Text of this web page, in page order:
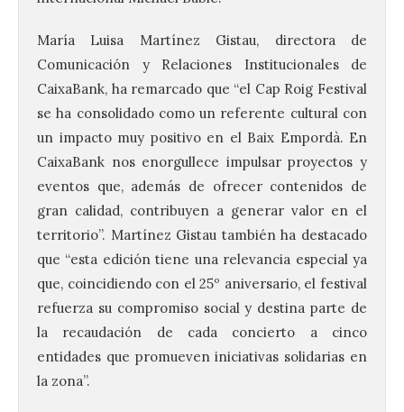
María Luisa Martínez Gistau, directora de
Comunicación y Relaciones Institucionales de
CaixaBank, ha remarcado que “el Cap Roig Festival
se ha consolidado como un referente cultural con
un impacto muy positivo en el Baix Empordà. En
CaixaBank nos enorgullece impulsar proyectos y
eventos que, además de ofrecer contenidos de
gran calidad, contribuyen a generar valor en el
territorio”. Martínez Gistau también ha destacado
que “esta edición tiene una relevancia especial ya
que, coincidiendo con el 25º aniversario, el festival
refuerza su compromiso social y destina parte de
la recaudación de cada concierto a cinco
entidades que promueven iniciativas solidarias en
la zona”.